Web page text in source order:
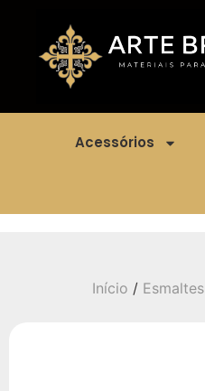
Acessórios
Início / Esmaltes